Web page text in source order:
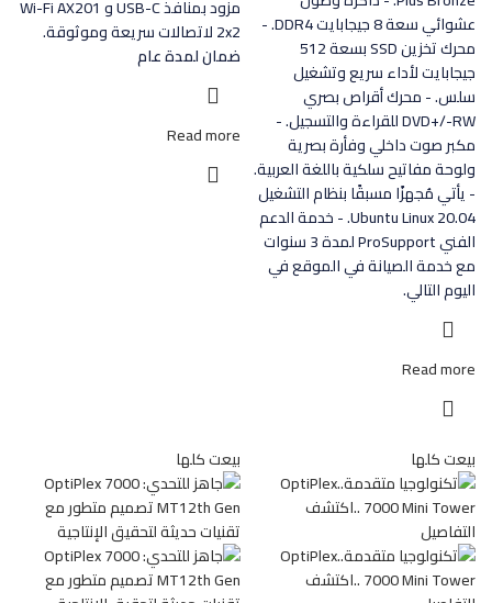
عشوائي سعة 8 جيجابايت DDR4. -
محرك تخزين SSD بسعة 512
جيجابايت لأداء سريع وتشغيل
سلس. - محرك أقراص بصري
DVD+/-RW للقراءة والتسجيل. -
مكبر صوت داخلي وفأرة بصرية
ولوحة مفاتيح سلكية باللغة العربية.
- يأتي مُجهزًا مسبقًا بنظام التشغيل
Ubuntu Linux 20.04. - خدمة الدعم
الفني ProSupport لمدة 3 سنوات
مع خدمة الصيانة في الموقع في
اليوم التالي.
Read more
مزود بمنافذ USB-C و Wi-Fi AX201
2x2 لاتصالات سريعة وموثوقة.
ضمان لمدة عام
Read more
بيعت كلها بيعت كلها